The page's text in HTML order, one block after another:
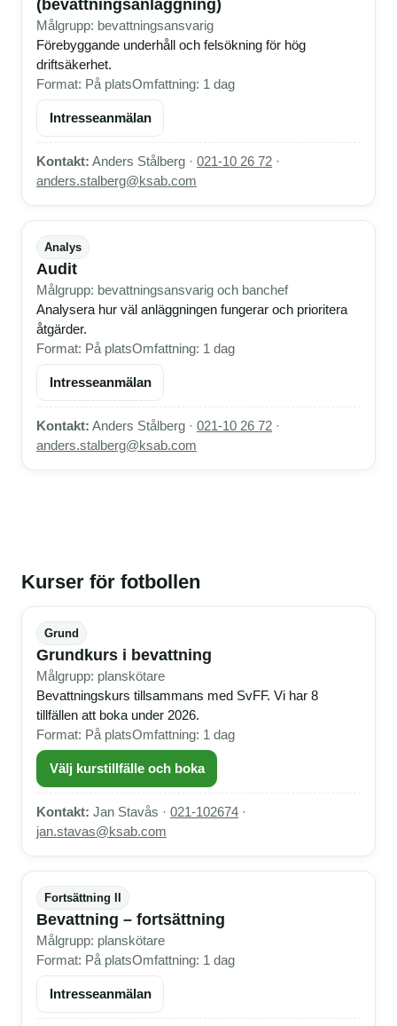
(bevattningsanläggning)
Målgrupp: bevattningsansvarig
Förebyggande underhåll och felsökning för hög
driftsäkerhet.
Format: På platsOmfattning: 1 dag
Intresseanmälan
Kontakt: Anders Stålberg · 021-10 26 72 ·
anders.stalberg@ksab.com
Analys
Audit
Målgrupp: bevattningsansvarig och banchef
Analysera hur väl anläggningen fungerar och prioritera
åtgärder.
Format: På platsOmfattning: 1 dag
Intresseanmälan
Kontakt: Anders Stålberg · 021-10 26 72 ·
anders.stalberg@ksab.com
Kurser för fotbollen
Grund
Grundkurs i bevattning
Målgrupp: planskötare
Bevattningskurs tillsammans med SvFF. Vi har 8
tillfällen att boka under 2026.
Format: På platsOmfattning: 1 dag
Välj kurstillfälle och boka
Kontakt: Jan Stavås · 021-102674 ·
jan.stavas@ksab.com
Fortsättning II
Bevattning – fortsättning
Målgrupp: planskötare
Format: På platsOmfattning: 1 dag
Intresseanmälan